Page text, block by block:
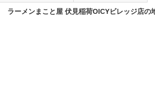
ラーメンまこと屋 伏見稲荷OICYビレッジ店の